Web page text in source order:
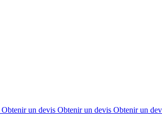
Obtenir un devis Obtenir un devis Obtenir un